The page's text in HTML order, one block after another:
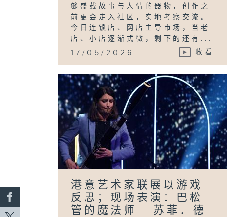
够盛载故事与人情的器物，创作之
前更会走入社区，实地考察交流。
今日连锁店、网店主导市场，当老
店、小店逐渐式微，剩下的还有...
17/05/2026 收看
港意艺术家联展以游戏
反思；现场表演：巴松
管的魔法师 - 苏菲．德